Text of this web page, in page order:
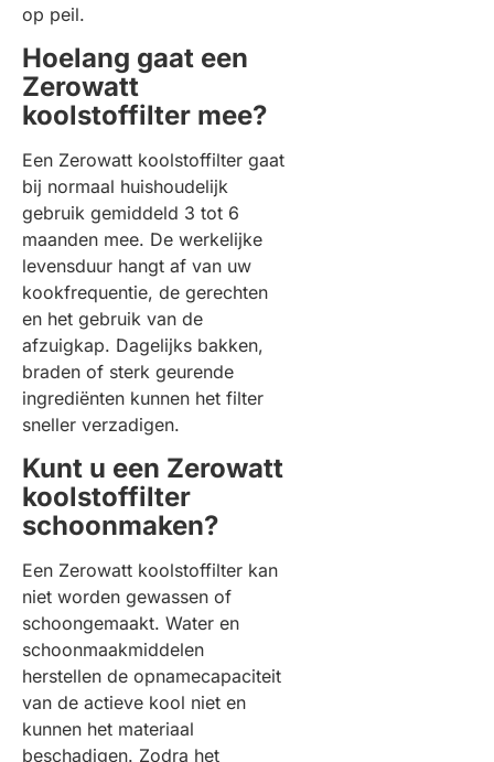
op peil.
Hoelang gaat een
Zerowatt
koolstoffilter mee?
Een Zerowatt koolstoffilter gaat
bij normaal huishoudelijk
gebruik gemiddeld 3 tot 6
maanden mee. De werkelijke
levensduur hangt af van uw
kookfrequentie, de gerechten
en het gebruik van de
afzuigkap. Dagelijks bakken,
braden of sterk geurende
ingrediënten kunnen het filter
sneller verzadigen.
Kunt u een Zerowatt
koolstoffilter
schoonmaken?
Een Zerowatt koolstoffilter kan
niet worden gewassen of
schoongemaakt. Water en
schoonmaakmiddelen
herstellen de opnamecapaciteit
van de actieve kool niet en
kunnen het materiaal
beschadigen. Zodra het